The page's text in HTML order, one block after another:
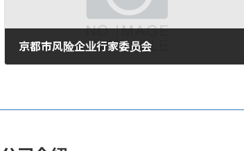
京都市风险企业行家委员会